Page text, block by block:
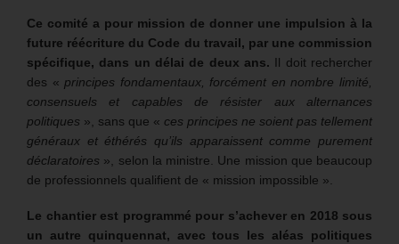
Ce comité a pour mission de donner une impulsion à la
future réécriture du Code du travail, par une commission
spécifique, dans un délai de deux ans. Il doit rechercher
des « principes fondamentaux, forcément en nombre limité,
consensuels et capables de résister aux alternances
politiques », sans que « ces principes ne soient pas tellement
généraux et éthérés qu’ils apparaissent comme purement
déclaratoires », selon la ministre. Une mission que beaucoup
de professionnels qualifient de « mission impossible ».
Le chantier est programmé pour s’achever en 2018 sous
un autre quinquennat, avec tous les aléas politiques